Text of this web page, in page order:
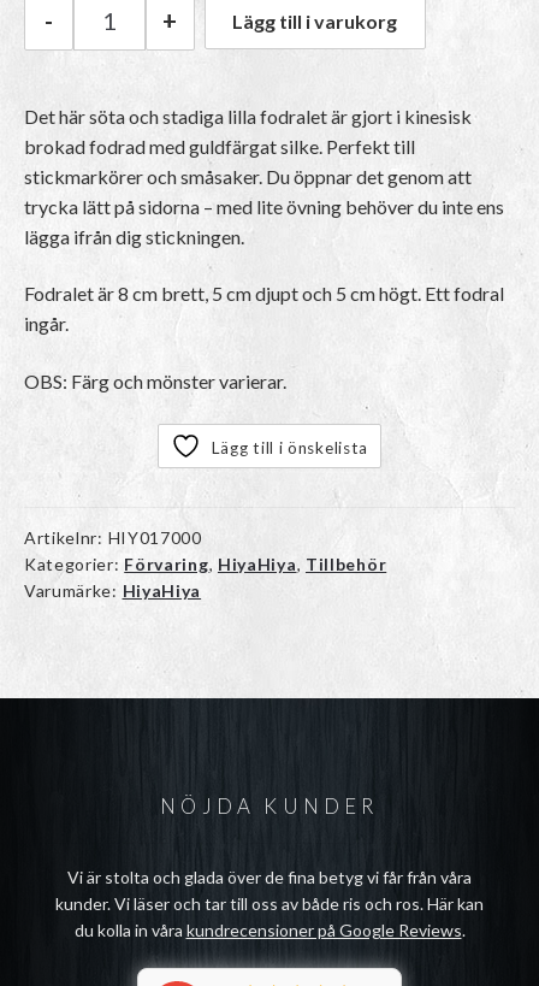
HiyaHiya Minifodral mängd
- + Lägg till i varukorg
Det här söta och stadiga lilla fodralet är gjort i kinesisk
brokad fodrad med guldfärgat silke. Perfekt till
stickmarkörer och småsaker. Du öppnar det genom att
trycka lätt på sidorna – med lite övning behöver du inte ens
lägga ifrån dig stickningen.
Fodralet är 8 cm brett, 5 cm djupt och 5 cm högt. Ett fodral
ingår.
OBS: Färg och mönster varierar.
Lägg till i önskelista
Artikelnr: HIY017000
Kategorier: Förvaring, HiyaHiya, Tillbehör
Varumärke: HiyaHiya
NÖJDA KUNDER
Vi är stolta och glada över de fina betyg vi får från våra
kunder. Vi läser och tar till oss av både ris och ros. Här kan
du kolla in våra kundrecensioner på Google Reviews.